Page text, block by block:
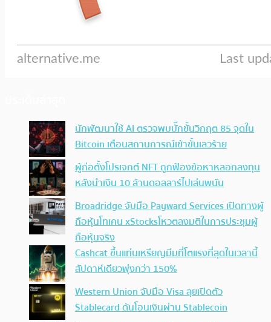
นักพัฒนาใช้ AI ตรวจพบบั๊กขั้นวิกฤต 85 จุดใน
Bitcoin เตือนสถานการณ์เข้าขั้นเลวร้าย
ผู้ก่อตั้งโปรเจกต์ NFT ถูกฟ้องข้อหาหลอกลงทุน
หลังนำเงิน 10 ล้านดอลลาร์ไปเล่นพนัน
Broadridge จับมือ Payward Services เปิดทางผู้
ถือหุ้นโทเคน xStocksโหวตลงมติในการประชุมผู้
ถือหุ้นจริง
Cashcat ขึ้นแท่นเหรียญมีมที่โตแรงที่สุดในเวลานี้
สัปดาห์เดียวพุ่งกว่า 150%
Western Union จับมือ Visa ลุยเปิดตัว
Stablecard ดันโอนเงินผ่าน Stablecoin